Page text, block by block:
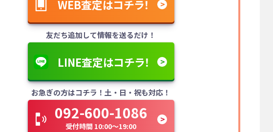
WEB査定はコチラ！
友だち追加して情報を送るだけ！
LINE査定はコチラ！
お急ぎの方はコチラ！土・日・祝も対応！
092-600-1086
受付時間 10:00～19:00